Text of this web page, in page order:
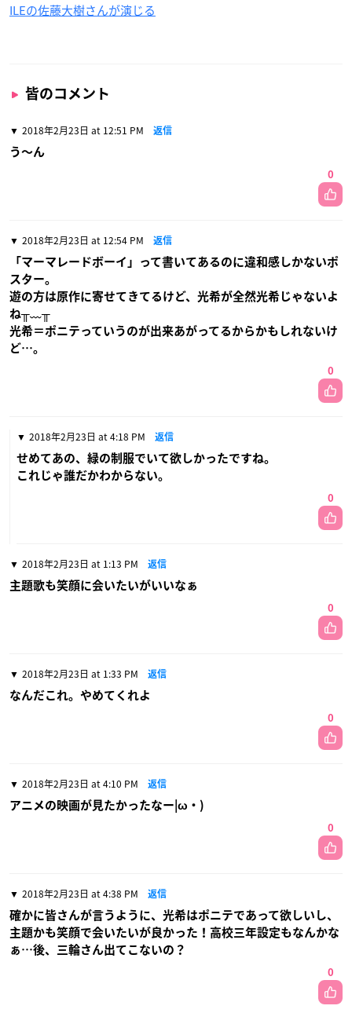
ILEの佐藤大樹さんが演じる
皆のコメント
2018年2月23日 at 12:51 PM 返信
う〜ん
0
2018年2月23日 at 12:54 PM 返信
「マーマレードボーイ」って書いてあるのに違和感しかないポ
スター。
遊の方は原作に寄せてきてるけど、光希が全然光希じゃないよ
ね╥﹏╥
光希＝ポニテっていうのが出来あがってるからかもしれないけ
ど…。
0
2018年2月23日 at 4:18 PM 返信
せめてあの、緑の制服でいて欲しかったですね。
これじゃ誰だかわからない。
0
2018年2月23日 at 1:13 PM 返信
主題歌も笑顔に会いたいがいいなぁ
0
2018年2月23日 at 1:33 PM 返信
なんだこれ。やめてくれよ
0
2018年2月23日 at 4:10 PM 返信
アニメの映画が見たかったなー|ω・)
0
2018年2月23日 at 4:38 PM 返信
確かに皆さんが言うように、光希はポニテであって欲しいし、
主題かも笑顔で会いたいが良かった！高校三年設定もなんかな
ぁ…後、三輪さん出てこないの？
0